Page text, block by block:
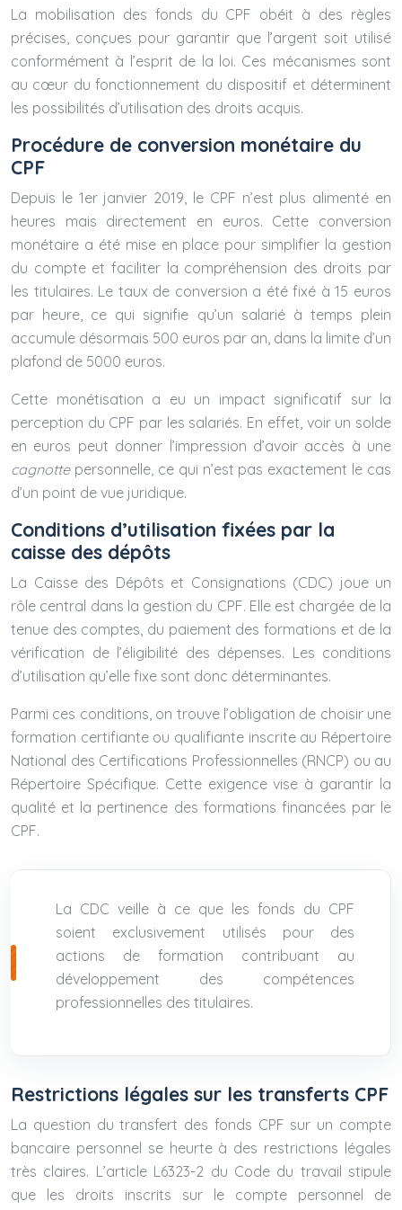
La mobilisation des fonds du CPF obéit à des règles
précises, conçues pour garantir que l’argent soit utilisé
conformément à l’esprit de la loi. Ces mécanismes sont
au cœur du fonctionnement du dispositif et déterminent
les possibilités d’utilisation des droits acquis.
Procédure de conversion monétaire du
CPF
Depuis le 1er janvier 2019, le CPF n’est plus alimenté en
heures mais directement en euros. Cette conversion
monétaire a été mise en place pour simplifier la gestion
du compte et faciliter la compréhension des droits par
les titulaires. Le taux de conversion a été fixé à 15 euros
par heure, ce qui signifie qu’un salarié à temps plein
accumule désormais 500 euros par an, dans la limite d’un
plafond de 5000 euros.
Cette monétisation a eu un impact significatif sur la
perception du CPF par les salariés. En effet, voir un solde
en euros peut donner l’impression d’avoir accès à une
cagnotte personnelle, ce qui n’est pas exactement le cas
d’un point de vue juridique.
Conditions d’utilisation fixées par la
caisse des dépôts
La Caisse des Dépôts et Consignations (CDC) joue un
rôle central dans la gestion du CPF. Elle est chargée de la
tenue des comptes, du paiement des formations et de la
vérification de l’éligibilité des dépenses. Les conditions
d’utilisation qu’elle fixe sont donc déterminantes.
Parmi ces conditions, on trouve l’obligation de choisir une
formation certifiante ou qualifiante inscrite au Répertoire
National des Certifications Professionnelles (RNCP) ou au
Répertoire Spécifique. Cette exigence vise à garantir la
qualité et la pertinence des formations financées par le
CPF.
La CDC veille à ce que les fonds du CPF
soient exclusivement utilisés pour des
actions de formation contribuant au
développement des compétences
professionnelles des titulaires.
Restrictions légales sur les transferts CPF
La question du transfert des fonds CPF sur un compte
bancaire personnel se heurte à des restrictions légales
très claires. L’article L6323-2 du Code du travail stipule
que les droits inscrits sur le compte personnel de